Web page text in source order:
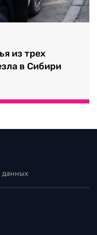
из трех
в Сибири
данных